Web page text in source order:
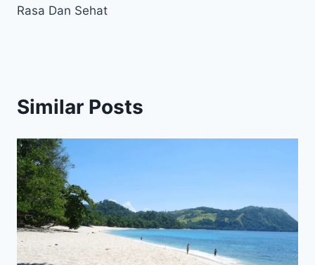
Rasa Dan Sehat
Similar Posts